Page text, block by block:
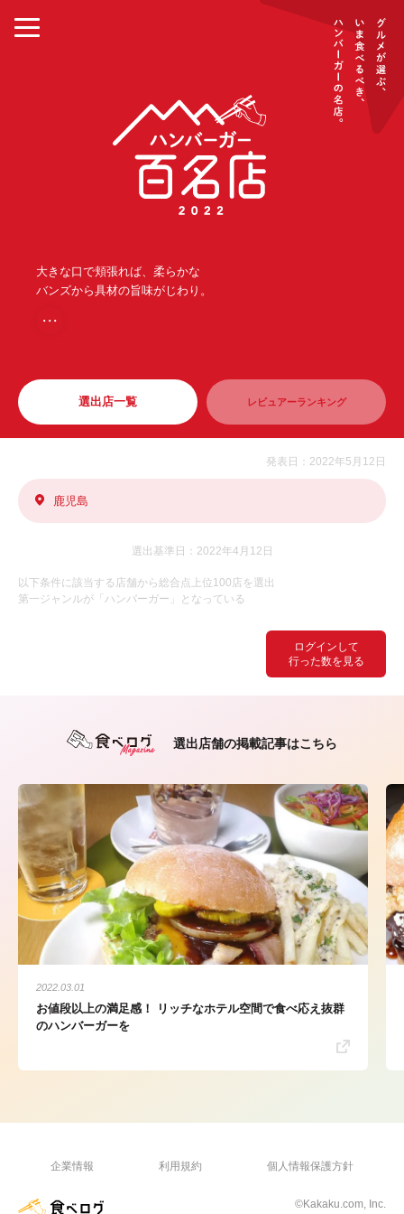
大きな口で頬張れば、柔らかな
バンズから具材の旨味がじわり。
・・・
選出店一覧 レビュアーランキング
ログインして
行った数を見る
発表日：2022年5月12日
鹿児島
選出基準日：2022年4月12日
以下条件に該当する店舗から総合点上位100店を選出
第一ジャンルが「ハンバーガー」となっている
選出店舗の掲載記事はこちら
2022.03.01
お値段以上の満足感！ リッチなホテル空間で食べ応え抜群
のハンバーガーを
企業情報 利用規約 個人情報保護方針
©Kakaku.com, Inc.